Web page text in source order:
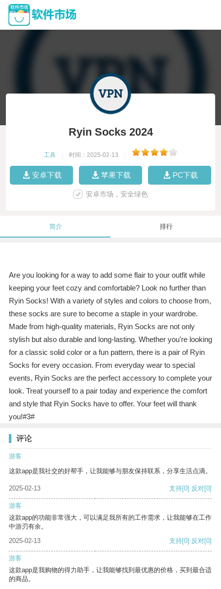
Ryin Socks 2024
工具 时间：2025-02-13
安卓下载 苹果下载 PC下载
安卓市场，安全绿色
简介 排行
Are you looking for a way to add some flair to your outfit while
keeping your feet cozy and comfortable? Look no further than
Ryin Socks! With a variety of styles and colors to choose from,
these socks are sure to become a staple in your wardrobe.
Made from high-quality materials, Ryin Socks are not only
stylish but also durable and long-lasting. Whether you're looking
for a classic solid color or a fun pattern, there is a pair of Ryin
Socks for every occasion. From everyday wear to special
events, Ryin Socks are the perfect accessory to complete your
look. Treat yourself to a pair today and experience the comfort
and style that Ryin Socks have to offer. Your feet will thank
you!#3#
评论
游客
这款app是我社交的好帮手，让我能够与朋友保持联系，分享生活点滴。
2025-02-13 支持[0] 反对[0]
游客
这款app的功能非常强大，可以满足我所有的工作需求，让我能够在工作
中游刃有余。
2025-02-13
支持[0] 反对[0]
游客
这款app是我购物的得力助手，让我能够找到最优惠的价格，买到最合适
的商品。